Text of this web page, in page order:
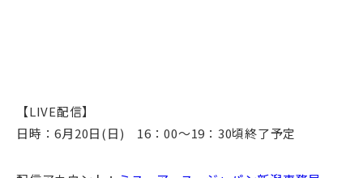
【LIVE配信】
日時：6月20日(日) 16：00～19：30頃終了予定